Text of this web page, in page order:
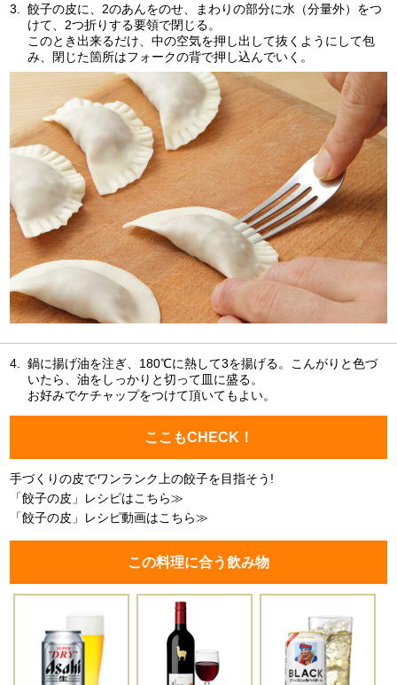
3.
餃子の皮に、2のあんをのせ、まわりの部分に水（分量外）をつ
けて、2つ折りする要領で閉じる。
このとき出来るだけ、中の空気を押し出して抜くようにして包
み、閉じた箇所はフォークの背で押し込んでいく。
4.
鍋に揚げ油を注ぎ、180℃に熱して3を揚げる。こんがりと色づ
いたら、油をしっかりと切って皿に盛る。
お好みでケチャップをつけて頂いてもよい。
ここもCHECK！
手づくりの皮でワンランク上の餃子を目指そう!
「餃子の皮」レシピはこちら≫
「餃子の皮」レシピ動画はこちら≫
この料理に合う飲み物